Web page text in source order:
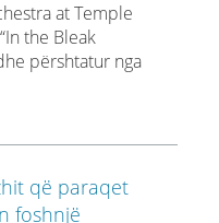
at Temple
the Bleak
përshtatur nga